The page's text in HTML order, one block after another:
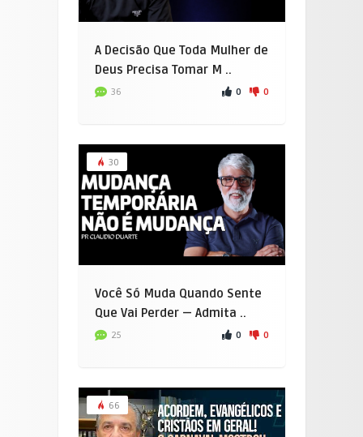
A Decisão Que Toda Mulher de
Deus Precisa Tomar M ..
36 0 0
30
Você Só Muda Quando Sente
Que Vai Perder — Admita ..
25 0 0
66